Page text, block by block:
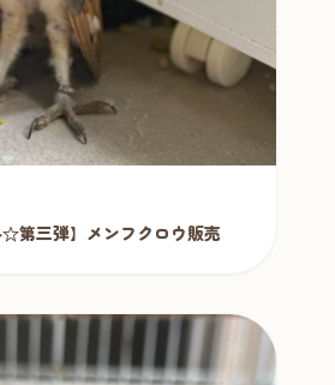
☆第三弾】メンフクロウ販売